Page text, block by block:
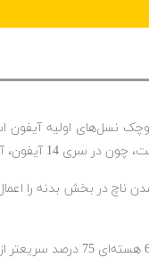
شدن ناچ در بخش بدنه